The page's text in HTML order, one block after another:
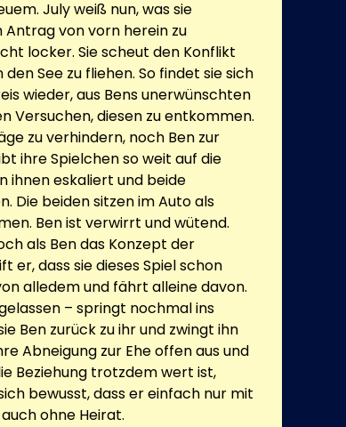
July weiß nun, was sie
von vorn herein zu
locker. Sie scheut den Konflikt
See zu fliehen. So findet sie sich
wieder, aus Bens unerwünschten
Versuchen, diesen zu entkommen.
zu verhindern, noch Ben zur
ihre Spielchen so weit auf die
ihnen eskaliert und beide
Die beiden sitzen im Auto als
Ben ist verwirrt und wütend.
als Ben das Konzept der
er, dass sie dieses Spiel schon
alledem und fährt alleine davon.
– springt nochmal ins
Ben zurück zu ihr und zwingt ihn
Abneigung zur Ehe offen aus und
Beziehung trotzdem wert ist,
bewusst, dass er einfach nur mit
ohne Heirat.